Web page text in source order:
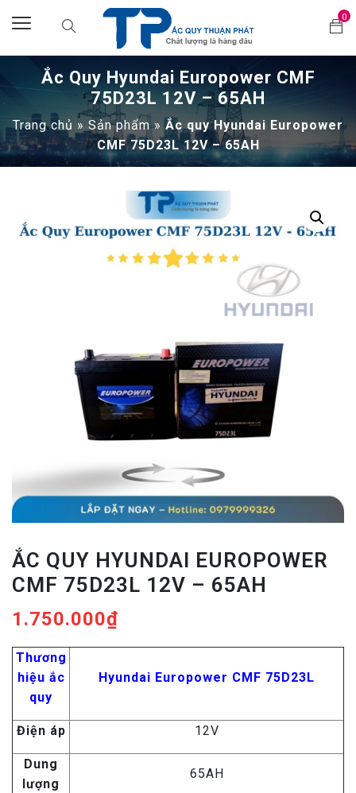
0
Ắc Quy Hyundai Europower CMF
75D23L 12V – 65AH
Trang chủ » Sản phẩm» Ắc quy Hyundai Europower
CMF 75D23L 12V – 65AH
ẮC QUY HYUNDAI EUROPOWER
CMF 75D23L 12V – 65AH
1.750.000₫
Thương
hiệu ắc
quy
Hyundai Europower CMF 75D23L
Điện áp 12V
Dung
lượng
65AH